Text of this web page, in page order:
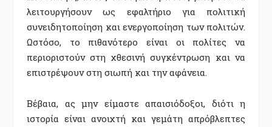
λειτουργήσουν ως εφαλτήριο για πολιτική
συνειδητοποίηση και ενεργοποίηση των πολιτών.
Ωστόσο, το πιθανότερο είναι οι πολίτες να
περιοριστούν στη χθεσινή συγκέντρωση και να
επιστρέψουν στη σιωπή και την αφάνεια.
Βέβαια, ας μην είμαστε απαισιόδοξοι, διότι η
ιστορία είναι ανοιχτή και γεμάτη απρόβλεπτες